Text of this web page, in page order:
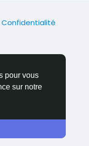
pour vous
sur notre
Confidentialité